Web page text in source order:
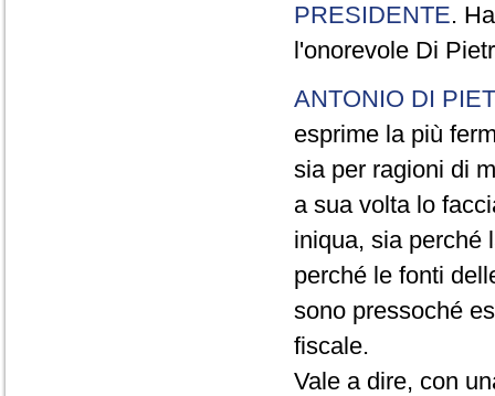
PRESIDENTE.
l'onorevole Di
ANTONIO DI
esprime la più
sia per ragioni di
a sua volta lo
iniqua, sia perché
perché le fonti
sono pressoché
fiscale.
Vale a dire, con